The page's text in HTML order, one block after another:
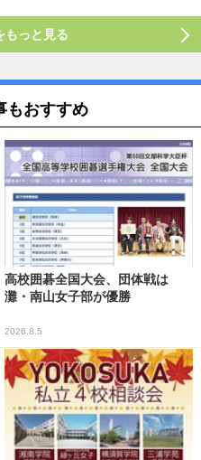
もっと見る
もおすすめ
高校囲碁全国大会、団体戦は
灘・南山女子部が優勝
2026.8.5